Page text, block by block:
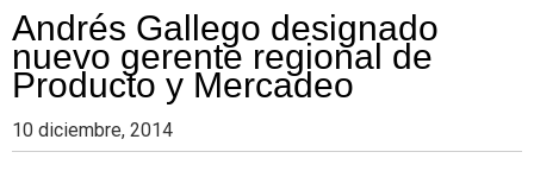
Colombia
de
negocios
con
Colombia.
Andrés Gallego designado
nuevo gerente regional de
Producto y Mercadeo
10 diciembre, 2014